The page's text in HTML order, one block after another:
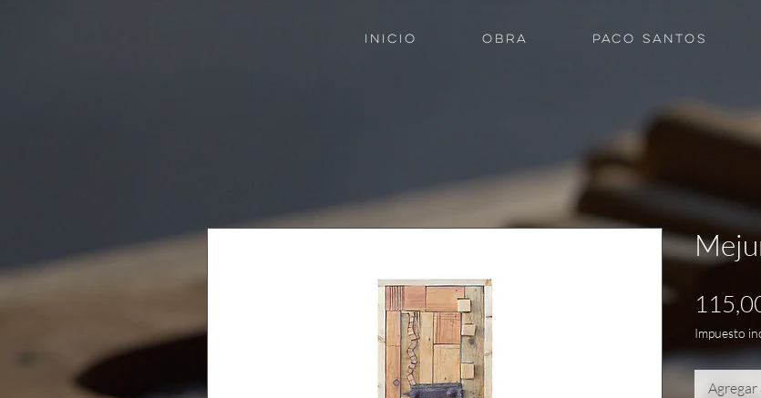
INICIO OBRA PACO SANTOS
Impuesto